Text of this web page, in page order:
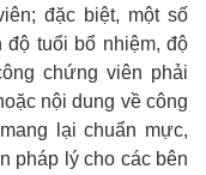
đặc biệt, một số
tuổi bổ nhiệm, độ
chứng viên phải
nội dung về công
lại chuẩn mực,
pháp lý cho các bên